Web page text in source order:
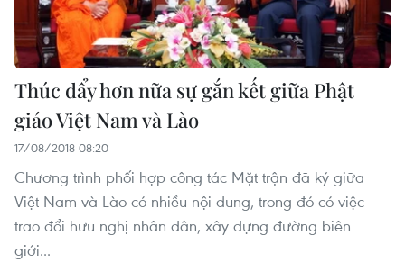
Thúc đẩy hơn nữa sự gắn kết giữa Phật
giáo Việt Nam và Lào
17/08/2018 08:20
Chương trình phối hợp công tác Mặt trận đã ký giữa
Việt Nam và Lào có nhiều nội dung, trong đó có việc
trao đổi hữu nghị nhân dân, xây dựng đường biên
giới...